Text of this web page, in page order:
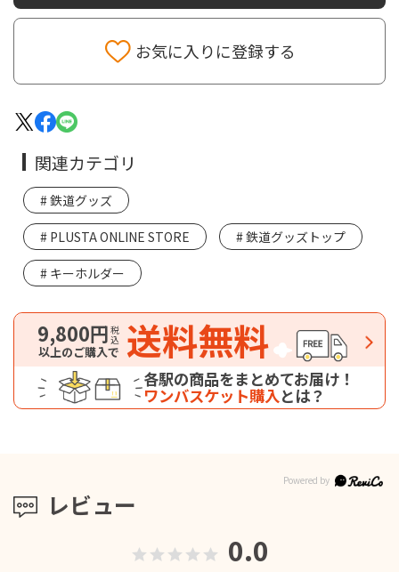
お気に入りに登録する
レビュー
0.0
関連カテゴリ
鉄道グッズ
PLUSTA ONLINE STORE 鉄道グッズトップ
キーホルダー
9,800円税込
以上のご購入で 送料無料
各駅の商品をまとめてお届け！
ワンバスケット購入とは？